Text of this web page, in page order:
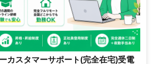
カスタマーサポート(完全在宅)受電